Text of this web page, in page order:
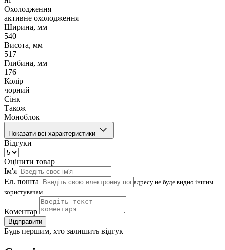
Охолодження
активне охолодження
Ширина, мм
540
Висота, мм
517
Глибина, мм
176
Колір
чорний
Сінк
Також
Моноблок
Показати всі характеристики
Відгуки
Оцінити товар
Ім'я
Ел. пошта
адресу не буде видно іншим
користувачам
Коментар
Відправити
Будь першим, хто залишить відгук